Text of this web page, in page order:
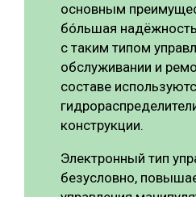
основным
бóльшая
с таким типом
обслуживании и
составе
конструкции.
Электронный тип
безусловно,